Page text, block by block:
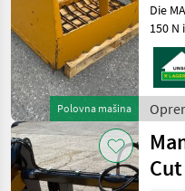
MARKETPLACE
Marketplace
Ponude
trgovaca
Polovna mašina
Die
150
Silozange,
den
za
Cut